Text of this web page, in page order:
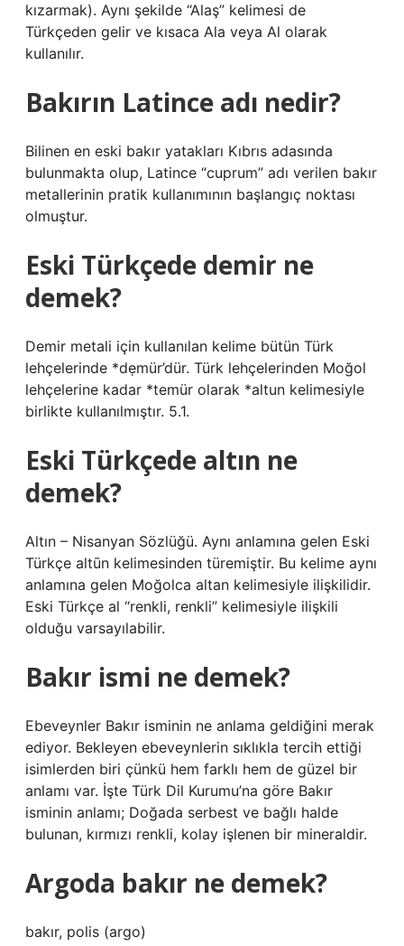
kızarmak). Aynı şekilde “Alaş” kelimesi de
Türkçeden gelir ve kısaca Ala veya Al olarak
kullanılır.
Bakırın Latince adı nedir?
Bilinen en eski bakır yatakları Kıbrıs adasında
bulunmakta olup, Latince “cuprum” adı verilen bakır
metallerinin pratik kullanımının başlangıç ​​noktası
olmuştur.
Eski Türkçede demir ne
demek?
Demir metali için kullanılan kelime bütün Türk
lehçelerinde *dẹmür’dür. Türk lehçelerinden Moğol
lehçelerine kadar *temür olarak *altun kelimesiyle
birlikte kullanılmıştır. 5.1.
Eski Türkçede altın ne
demek?
Altın – Nisanyan Sözlüğü. Aynı anlamına gelen Eski
Türkçe altūn kelimesinden türemiştir. Bu kelime aynı
anlamına gelen Moğolca altan kelimesiyle ilişkilidir.
Eski Türkçe al “renkli, renkli” kelimesiyle ilişkili
olduğu varsayılabilir.
Bakır ismi ne demek?
Ebeveynler Bakır isminin ne anlama geldiğini merak
ediyor. Bekleyen ebeveynlerin sıklıkla tercih ettiği
isimlerden biri çünkü hem farklı hem de güzel bir
anlamı var. İşte Türk Dil Kurumu’na göre Bakır
isminin anlamı; Doğada serbest ve bağlı halde
bulunan, kırmızı renkli, kolay işlenen bir mineraldir.
Argoda bakır ne demek?
bakır, polis (argo)